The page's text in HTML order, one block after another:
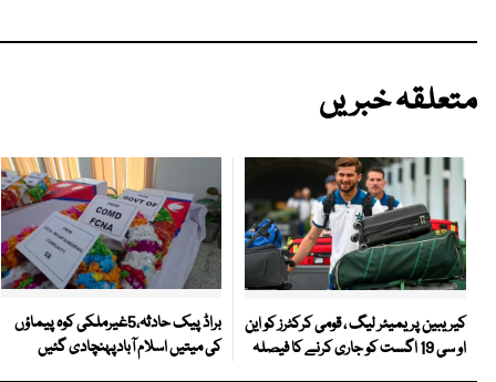
متعلقہ خبریں
کیریبین پریمیئر لیگ ، قومی کرکٹرز کو این
او سی 19 اگست کو جاری کرنے کا فیصلہ
براڈ پیک حادثہ،5غیرملکی کوہ پیماؤں
کی میتیں اسلام آبادپہنچادی گئیں